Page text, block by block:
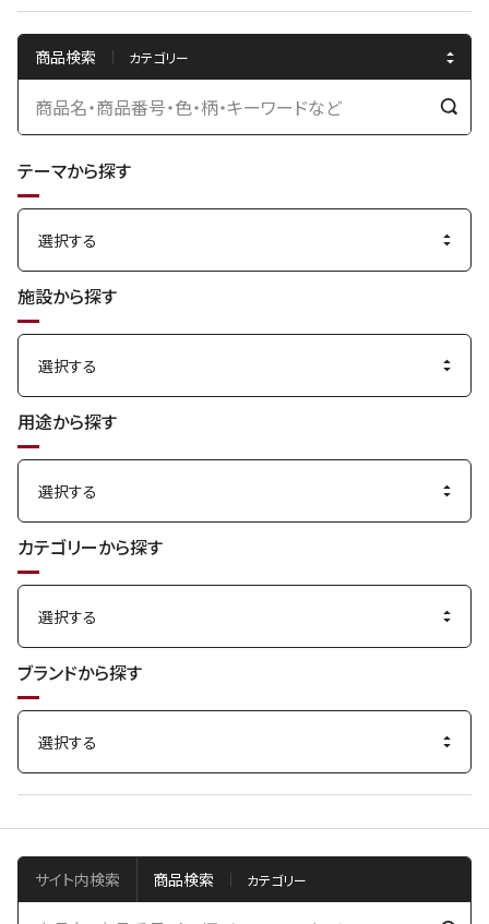
商品検索
検
テーマから探す
施設から探す
用途から探す
カテゴリーから探す
ブランドから探す
サイト内検索 商品検索